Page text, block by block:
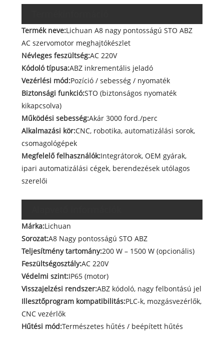
Termék neve:Lichuan A8 nagy pontosságú STO ABZ
AC szervomotor meghajtókészlet
Névleges feszültség:AC 220V
Kódoló típusa:ABZ inkrementális jeladó
Vezérlési mód:Pozíció / sebesség / nyomaték
Biztonsági funkció:STO (biztonságos nyomaték
kikapcsolva)
Működési sebesség:Akár 3000 ford./perc
Alkalmazási kör:CNC, robotika, automatizálási sorok,
csomagológépek
Megfelelő felhasználók:Integrátorok, OEM gyárak,
ipari automatizálási cégek, berendezések utólagos
szerelői
Márka:Lichuan
Sorozat:A8 Nagy pontosságú STO ABZ
Teljesítmény tartomány:200 W – 1500 W (opcionális)
Feszültségosztály:AC 220V
Védelmi szint:IP65 (motor)
Visszajelzési rendszer:ABZ kódoló, nagy felbontású jel
Illesztőprogram kompatibilitás:PLC-k, mozgásvezérlők,
CNC vezérlők
Hűtési mód:Természetes hűtés / beépített hűtés